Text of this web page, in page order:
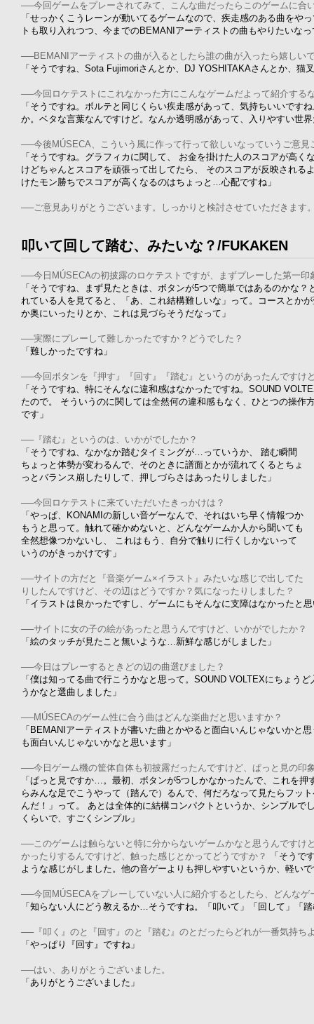
──今回ゲームをプレーされてみて、こんな曲だったらこのゲームに合
「せっかくこうレーンが動いてるゲームなので、疾走感のある曲をや
トも取り入れつつ、今までのBEMANIアーティストの曲もやりたいなっ
──BEMANIアーティストの曲が入るとしたら誰の曲が入ったら嬉しい
「そうですね、Sota Fujimoriさんとか、DJ YOSHITAKAさんとか、猫
──今回ロケテストにこれなかった方にこんなゲームだよって紹介する
「そうですね。ボルテと同じくらい疾走感があって、気持ちいいです
か。ベタな言葉なんですけど。なんか透明感があって、入りやすい世
──今後MÚSECA、こういう風に作って行って欲しいなっていうご意見
「そうですね。グラフィカに関して、 お金を掛けた人のスコアが高
けどちゃんとスコアを頑張って出してたら、 そのスコアが反映される
けたモン勝ちでスコアが高くなるのはちょっと…心配ですね」
──ご意見ありがとうございます。しっかりと検討させていただきます
叩いて回して踏む、みたいな？/FUKAKEN
──今日MÚSECAの初披露のロケテストですが、まずプレーした第一印
「そうですね、まず見たときは、ボタンが5つで簡単ではあるのかな
れている人を見てると、「あ、これ結構難しいな」って。コースとか
か奥にいったりとか、これは見づらそうだなって」
──実際にプレーして難しかったですか？どうでした？
「難しかったですね」
──今回ボタンを『押す』『回す』『踏む』というのがあったんですけ
「そうですね、特にそんなに違和感はなかったですね。SOUND
たので。 そういうのに関しては全然何の違和感もなく、ひとつの操作
です」
──『踏む』というのは、いかがでしたか？
「そうですね、なかなか踏むタイミングが…っていうか、 踏む瞬間
ちょっと体勢が変わるんで、そのときに譜面とかが流れてくるとちょ
っとバランス崩したりして、押しづらさはあったりしました」
──今回ロケテストに来ていただいたきっかけは？
「やっぱ、KONAMIの新しい音ゲーなんで、それはいち早く情報つか
もうと思って。触れて確かめないと、どんなゲームか人から聞いても
全然想像つかないし、 これはもう、自分で触りに行くしかないって
いうのがきっかけです」
──サイトの方だと『音楽ゲーム×イラスト』みたいな感じで出してた
りしたんですけど、その辺はどうですか？気になったりしました？
「イラストは良かったですし、ゲームにもそんなに支障はなかったと
──サイトに女の子の絵があったと思うんですけど、いかがでしたか？
「絵のタッチが見たこと無いような…新鮮な感じがしました」
──今日はプレーするときどの辺の曲選びました？
「僕は知ってる曲で行こうかなと思って。SOUND VOLTEXにちょう
うかなと選曲しました」
──MÚSECAのゲーム性に合う曲はどんな楽曲だと思いますか？
「BEMANIアーティストが書いた曲とかやると面白いんじゃないかと
も面白いんじゃないかなと思います」
──今日ゲーム機の筐体自体も初披露だったんですけど、ぱっと見の印
「ぱっと見ですか…。最初、ボタンが5つしかなかったんで、これを
らみんな足でこうやって（踏んで）るんで、何だろなって見たらフッ
んだ！」って。 あとは全体的に結構コンパクトというか、シンプルで
くらいで、すごくシンプル」
──このゲームは触らないと特に分からないゲームかなと思うんですけ
かったりするんですけど、触った感じとかってどうですか？
「そうで
ような感じがしました。他の音ゲーよりも押しやすいというか、軽い
──今回MÚSECAをプレーしていない人に紹介するとしたら、どんなゲ
「知らない人にどう教えるか…そうですね。「叩いて」「回して」「
──『叩く』のと『回す』のと『踏む』のとだったらどれが一番気持ち
「やっぱり『回す』ですね」
──はい、ありがとうございました。
「ありがとうございました」